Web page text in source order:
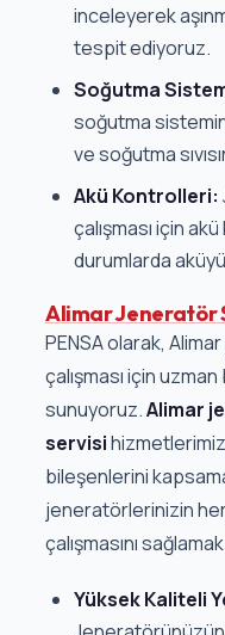
inceleyerek
tespit ediyoruz.
Soğutma
soğutma
ve soğutma
Akü Kontrolleri:
çalışması için
durumlarda
Alimar Jeneratör
PENSA olarak,
çalışması için
sunuyoruz.Alimar
servisi
bileşenlerini
jeneratörlerinizin
çalışmasını
Yüksek Kaliteli